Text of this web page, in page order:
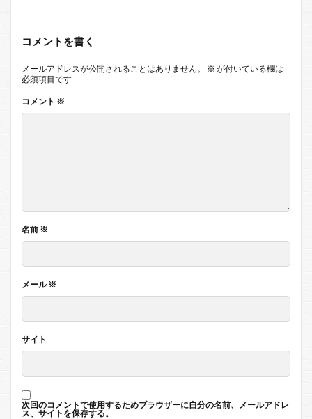
コメントを書く
メールアドレスが公開されることはありません。 ※ が付いている欄は
必須項目です
コメント ※
名前 ※
メール※
サイト
次回のコメントで使用するためブラウザーに自分の名前、メールアドレ
ス、サイトを保存する。